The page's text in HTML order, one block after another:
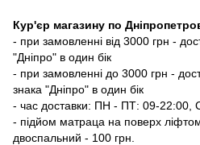
Кур'єр магазину по
- при замовленні від 3000 грн -
"Дніпро" в один бік
- при замовленні до 3000 грн -
знака "Дніпро" в один бік
- час доставки: ПН - ПТ: 09-22:00,
- підйом матраца на поверх
двоспальний - 100 грн.